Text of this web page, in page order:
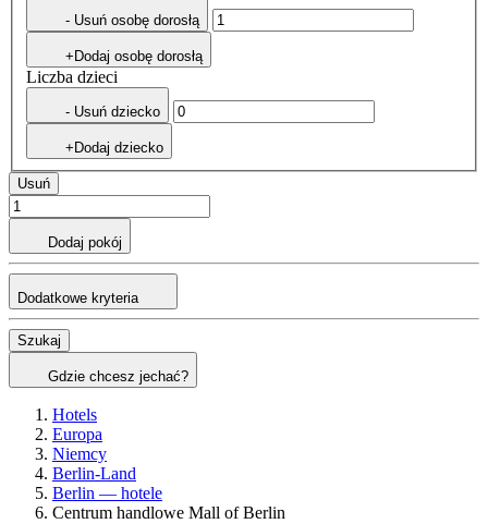
- Usuń osobę dorosłą
+Dodaj osobę dorosłą
Liczba dzieci
- Usuń dziecko
+Dodaj dziecko
Usuń
Dodaj pokój
Dodatkowe kryteria
Szukaj
Gdzie chcesz jechać?
Hotels
Europa
Niemcy
Berlin-Land
Berlin — hotele
Centrum handlowe Mall of Berlin